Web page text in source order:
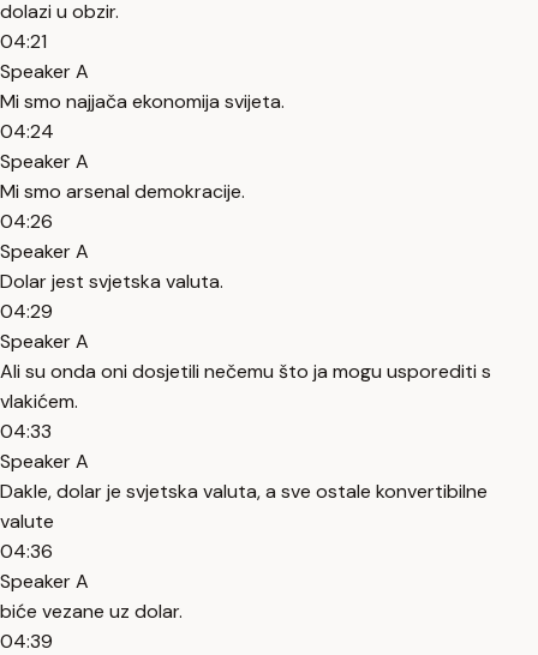
dolazi u obzir.
04:21
Speaker A
Mi smo najjača ekonomija svijeta.
04:24
Speaker A
Mi smo arsenal demokracije.
04:26
Speaker A
Dolar jest svjetska valuta.
04:29
Speaker A
Ali su onda oni dosjetili nečemu što ja mogu usporediti s
vlakićem.
04:33
Speaker A
Dakle, dolar je svjetska valuta, a sve ostale konvertibilne
valute
04:36
Speaker A
biće vezane uz dolar.
04:39